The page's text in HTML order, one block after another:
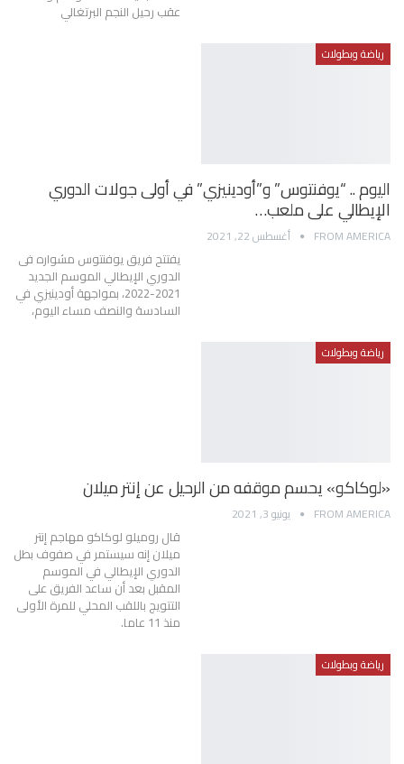
عقب رحيل النجم البرتغالي
رياضة وبطولات
اليوم .. “يوفنتوس” و”أودينيزي” في أولى جولات الدوري
الإيطالي على ملعب…
FROM AMERICA أغسطس 22, 2021
يفتتح فريق يوفنتوس مشواره فى
الدوري الإيطالي الموسم الجديد
2021-2022، بمواجهة أودينيزي في
السادسة والنصف مساء اليوم،
رياضة وبطولات
«لوكاكو» يحسم موقفه من الرحيل عن إنتر ميلان
FROM AMERICA يونيو 3, 2021
قال روميلو لوكاكو مهاجم إنتر
ميلان إنه سيستمر في صفوف بطل
الدوري الإيطالي في الموسم
المقبل بعد أن ساعد الفريق على
التتويج باللقب المحلي للمرة الأولى
منذ 11 عاما.
رياضة وبطولات